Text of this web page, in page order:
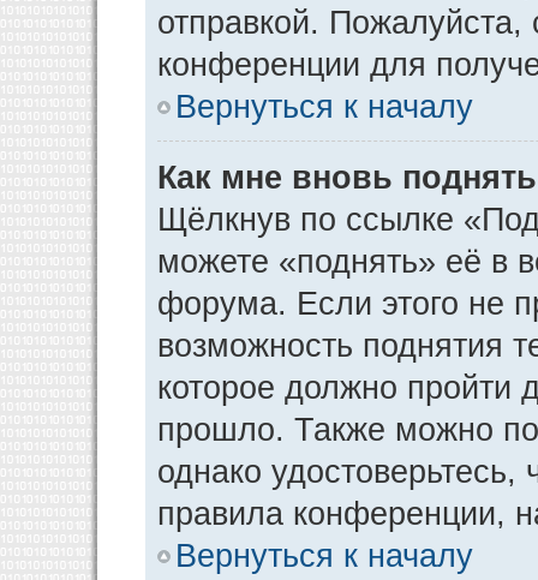
отправкой.
конференции для
Вернуться к началу
Как мне вновь
Щёлкнув по ссылке
можете «поднять» её в
форума. Если этого не
возможность поднятия
которое должно пройти
прошло. Также можно
однако
правила конференции,
Вернуться к началу